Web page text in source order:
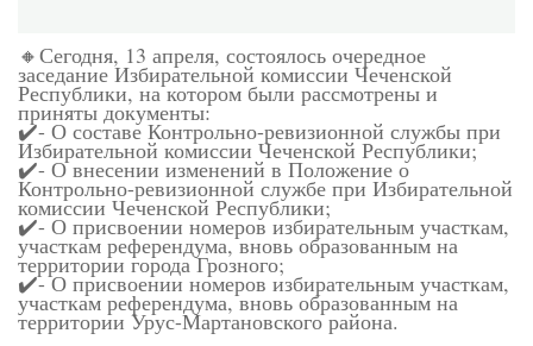
🔸Сегодня, 13 апреля, состоялось очередное
заседание Избирательной комиссии Чеченской
Республики, на котором были рассмотрены и
приняты документы:
✔️- О составе Контрольно-ревизионной службы при
Избирательной комиссии Чеченской Республики;
✔️- О внесении изменений в Положение о
Контрольно-ревизионной службе при Избирательной
комиссии Чеченской Республики;
✔️- О присвоении номеров избирательным участкам,
участкам референдума, вновь образованным на
территории города Грозного;
✔️- О присвоении номеров избирательным участкам,
участкам референдума, вновь образованным на
территории Урус-Мартановского района.